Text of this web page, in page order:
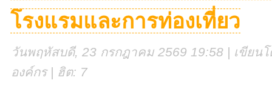
โรงแรมและการท่องเที่ยว
วันพฤหัสบดี, 23 กรกฎาคม 2569 19:58 | เขียน
องค์กร | ฮิต: 7